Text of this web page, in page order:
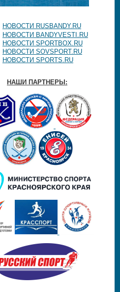
НОВОСТИ RUSBANDY.RU
НОВОСТИ BANDYVESTI.RU
НОВОСТИ SPORTBOX.RU
НОВОСТИ SOVSPORT.RU
НОВОСТИ SPORTS.RU
НАШИ ПАРТНЕРЫ: